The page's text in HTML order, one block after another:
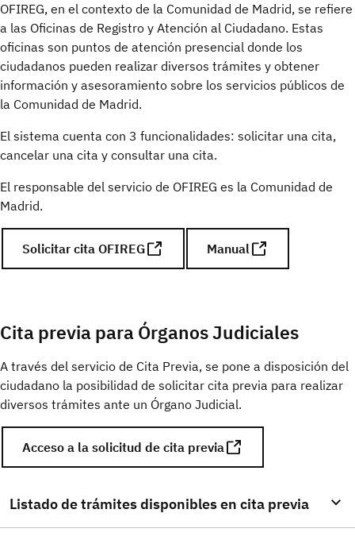
OFIREG, en el contexto de la Comunidad de Madrid, se refiere
a las Oficinas de Registro y Atención al Ciudadano. Estas
oficinas son puntos de atención presencial donde los
ciudadanos pueden realizar diversos trámites y obtener
información y asesoramiento sobre los servicios públicos de
la Comunidad de Madrid.
El sistema cuenta con 3 funcionalidades: solicitar una cita,
cancelar una cita y consultar una cita.
El responsable del servicio de OFIREG es la Comunidad de
Madrid.
Solicitar cita OFIREG Manual
Cita previa para Órganos Judiciales
A través del servicio de Cita Previa, se pone a disposición del
ciudadano la posibilidad de solicitar cita previa para realizar
diversos trámites ante un Órgano Judicial.
Acceso a la solicitud de cita previa
Listado de trámites disponibles en cita previa